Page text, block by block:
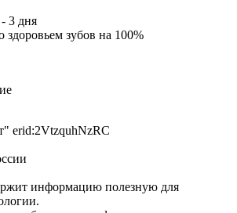
3 дня
зубов на 100%
erid:2VtzquhNzRC
информацию полезную для